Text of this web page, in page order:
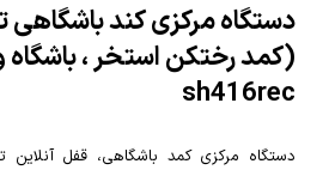
دستگاه مرکزی کند
(کمد رختکن استخر ،
sh416rec
دستگاه مرکزی کمد باشگاهی، قفل